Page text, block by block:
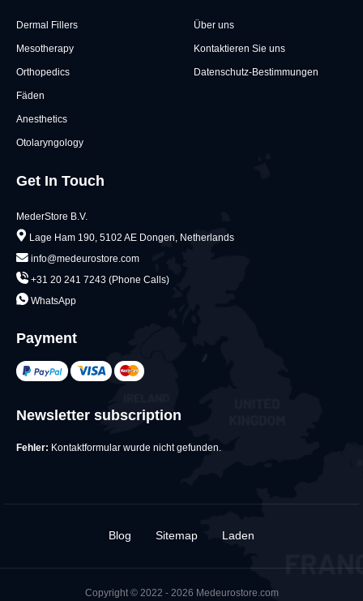
Dermal Fillers
Mesotherapy
Orthopedics
Fäden
Anesthetics
Otolaryngology
Über uns
Kontaktieren Sie uns
Datenschutz-Bestimmungen
Get In Touch
MederStore B.V.
Lage Ham 190, 5102 AE Dongen, Netherlands
info@medeurostore.com
+31 20 241 7243 (Phone Calls)
WhatsApp
Payment
Newsletter subscription
Fehler: Kontaktformular wurde nicht gefunden.
Blog Sitemap Laden
Copyright © 2022 - 2026 Medeurostore.com